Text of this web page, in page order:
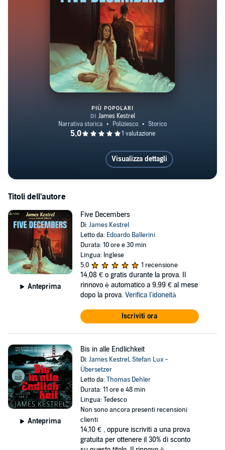
Five Decembers
PIÙ POPOLARI
Visualizza dettagli
Titoli dell'autore
Anteprima
Five Decembers
Di:James Kestrel
Letto da: Edoardo Ballerini
Durata: 10 ore e 30 min
Lingua: Inglese
5,0
1 recensione
14,08 € o gratis durante la prova. Il
rinnovo è automatico a 9,99 € al mese
dopo la prova. Verifica l'idoneità
Iscriviti ora
Anteprima
Bis in alle Endlichkeit
Di:James Kestrel,Stefan Lux -
Übersetzer
Letto da:Thomas Dehler
Durata: 11 ore e 48 min
Lingua: Tedesco
Non sono ancora presenti recensioni
clienti
14,10 € , oppure iscriviti a una prova
gratuita per ottenere il 30% di sconto